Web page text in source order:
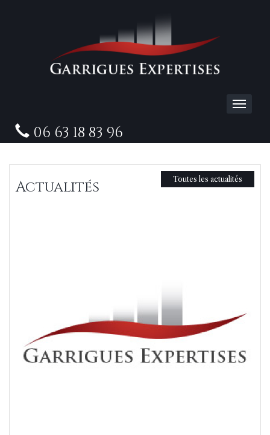
06 63 18 83 96
Toutes les actualités
Actualités